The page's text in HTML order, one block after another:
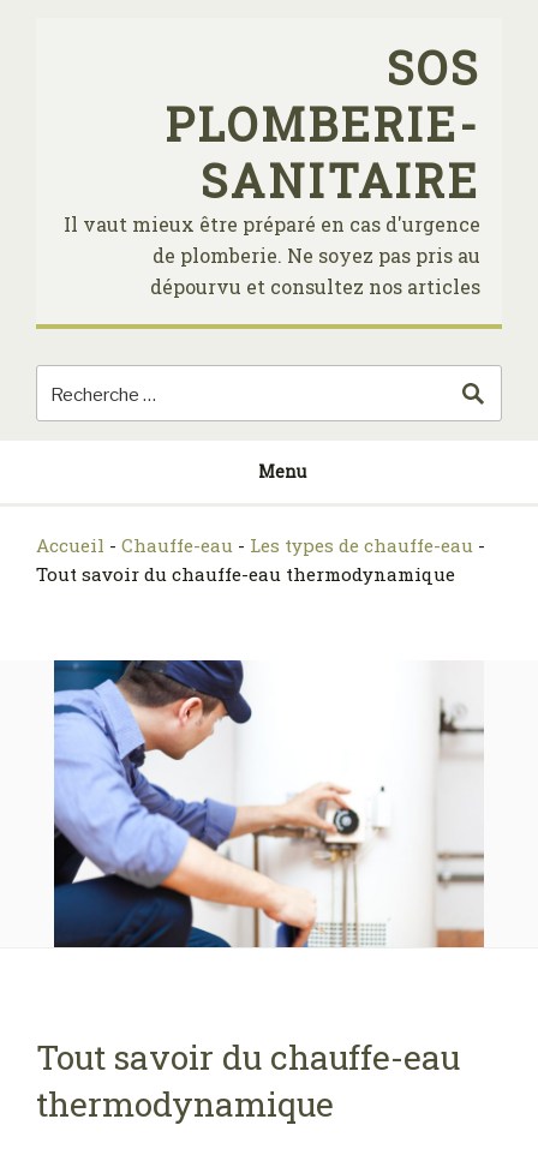
SOS
PLOMBERIE-
SANITAIRE
Il vaut mieux être préparé en cas d'urgence
de plomberie. Ne soyez pas pris au
dépourvu et consultez nos articles
Menu
Accueil - Chauffe-eau - Les types de chauffe-eau -
Tout savoir du chauffe-eau thermodynamique
Tout savoir du chauffe-eau
thermodynamique